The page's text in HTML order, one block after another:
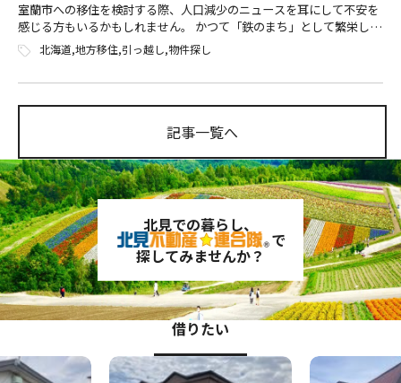
室蘭市への移住を検討する際、人口減少のニュースを耳にして不安を
感じる方もいるかもしれません。 かつて「鉄のまち」として繁栄した
室蘭ですが、2025年には約7.3万人まで人口が減少しており、街の在り
方が変わりつつあります。 […]
北海道,地方移住,引っ越し,物件探し
記事一覧へ
北見での暮らし、
で
探してみませんか？
借りたい